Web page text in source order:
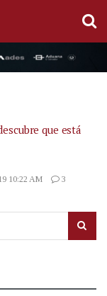
que está
10:22 AM
3